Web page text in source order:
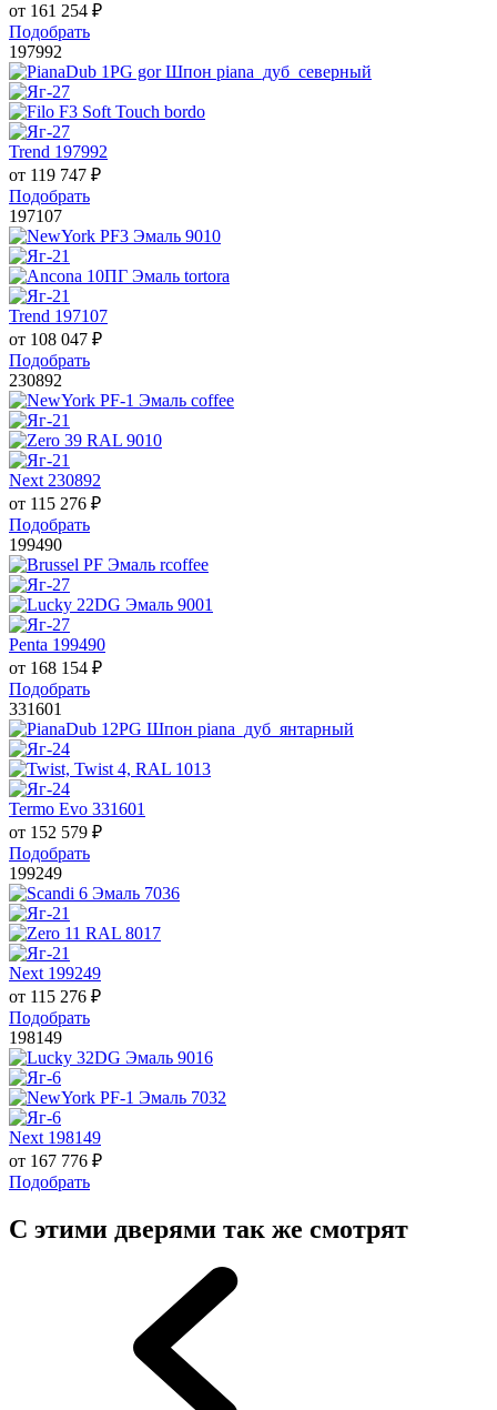
от 161 254 ₽
Подобрать
197992
Trend 197992
от 119 747 ₽
Подобрать
197107
Trend 197107
от 108 047 ₽
Подобрать
230892
Next 230892
от 115 276 ₽
Подобрать
199490
Penta 199490
от 168 154 ₽
Подобрать
331601
Termo Evo 331601
от 152 579 ₽
Подобрать
199249
Next 199249
от 115 276 ₽
Подобрать
198149
Next 198149
от 167 776 ₽
Подобрать
С этими дверями так же смотрят